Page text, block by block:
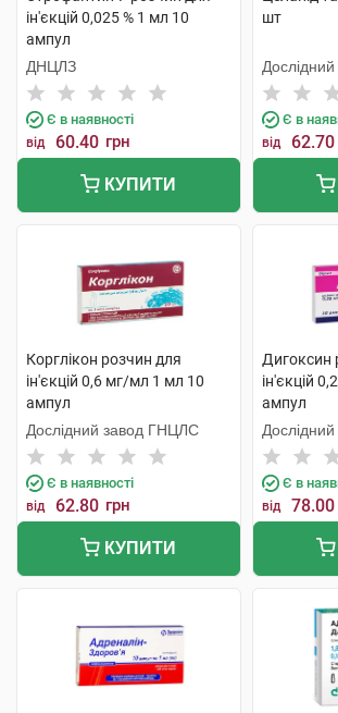
ін'єкцій 0,025 % 1 мл 10
ампул
ДНЦЛЗ
Є в наявності
від 60.40 грн
КУПИТИ
шт
Є в
від 62.70
Корглікон розчин для
ін'єкцій 0,6 мг/мл 1 мл 10
ампул
Дослідний завод ГНЦЛС
Є в наявності
від 62.80 грн
КУПИТИ
Дигоксин
ін'єкцій
ампул
Є в
від 78.00